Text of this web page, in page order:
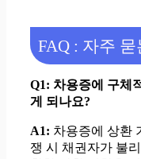
FAQ : 자주 묻
Q1: 차용증에 구체
게 되나요?
A1: 차용증에 상환
쟁 시 채권자가 불